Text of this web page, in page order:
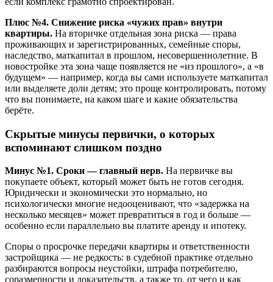
Плюс №4. Снижение риска «чужих прав» внутри
квартиры. На вторичке отдельная зона риска — права
проживающих и зарегистрированных, семейные споры,
наследство, маткапитал в прошлом, несовершеннолетние. В
новостройке эта зона чаще появляется не «из прошлого», а «в
будущем» — например, когда вы сами используете маткапитал
или выделяете доли детям; это проще контролировать, потому
что вы понимаете, на каком шаге и какие обязательства
берёте.
Скрытые минусы первички, о которых
вспоминают слишком поздно
Минус №1. Сроки — главный нерв. На первичке вы
покупаете объект, который может быть не готов сегодня.
Юридически и экономически это нормально, но
психологически многие недооценивают, что «задержка на
несколько месяцев» может превратиться в год и больше —
особенно если параллельно вы платите аренду и ипотеку.
Споры о просрочке передачи квартиры и ответственности
застройщика — не редкость: в судебной практике отдельно
разбираются вопросы неустойки, штрафа потребителю,
соразмерности и доказательств, а также то, от чего и как